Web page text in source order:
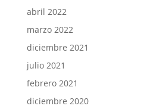
abril 2022
marzo 2022
diciembre 2021
julio 2021
febrero 2021
diciembre 2020